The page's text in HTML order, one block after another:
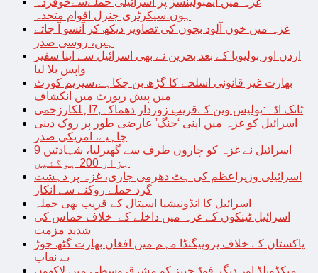
ہوں:سیکرٹری جنرل اقوام متحدہ
غزہ میں خون آلود بچوں کی تصاویر دیکھ کر آنسو آ جاتے
ہیں، روسی صدر
اردن اور بولیویا کے بعد بحرین نے بھی اسرائیل سے اپنا سفیر
واپس بلا لیا
بھارت غیر قانونی اسلحے کا گڑھ بن چکاہے،سپریم کورٹ
میں پیش رپورٹ میں انکشاف
ٹانک اڈہ:پولیس وین کےقریب زوردار دھماکہ,7اہلکارزخمی
اسرائیل کو غزہ میں اپنی ‘جنگ’ عارضی طور پر روک دینی
چاہیے، امریکی صدر
اسرائیل نے غزہ کو چاروں طرف سے گھیرلیا، شہادتیں 9
ہزار 200 ہوگئیں
اسرائیلی وزیراعظم کی ہٹ دھرمی جاری، غزہ پر دہشت
گرد حملے روکنے سے انکار
اسرائیل کا انڈونیشیا اسپتال کے قریب بھی حملہ
اسرائیل ٹینکوں کے غزہ میں داخلے کے خلاف حماس کی
پاکستان کے خلاف پروپیگنڈا مہم میں افغان بھارت گٹھ جوڑ
بے نقاب
میکڈونلڈ اور دیگر فوڈ چینز کو مشرق وسطی میں لاکھوں